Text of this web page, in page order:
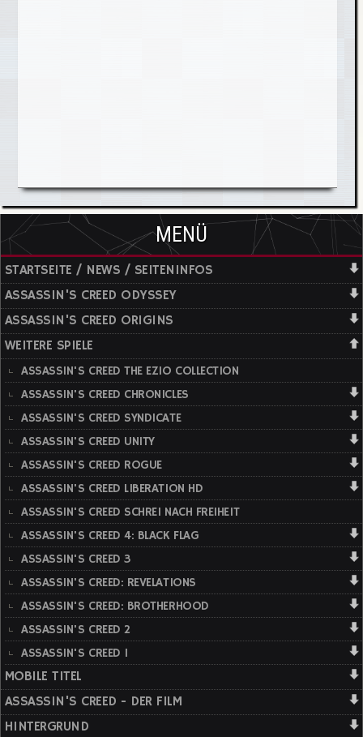
MENÜ
STARTSEITE / NEWS / SEITENINFOS
ASSASSIN'S CREED ODYSSEY
ASSASSIN'S CREED ORIGINS
WEITERE SPIELE
ASSASSIN'S CREED THE EZIO COLLECTION
ASSASSIN'S CREED CHRONICLES
ASSASSIN'S CREED SYNDICATE
ASSASSIN'S CREED UNITY
ASSASSIN'S CREED ROGUE
ASSASSIN'S CREED LIBERATION HD
ASSASSIN'S CREED SCHREI NACH FREIHEIT
ASSASSIN'S CREED 4: BLACK FLAG
ASSASSIN'S CREED 3
ASSASSIN'S CREED: REVELATIONS
ASSASSIN'S CREED: BROTHERHOOD
ASSASSIN'S CREED 2
ASSASSIN'S CREED 1
MOBILE TITEL
ASSASSIN'S CREED - DER FILM
HINTERGRUND